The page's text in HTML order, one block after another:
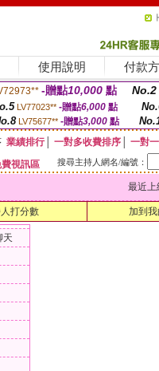
使用說明 付款
-贈點10,000 點 No.2
LV77023** -贈點6,000點
LV75677** -贈點3,000點
業績排行│ 一對多收費排序
一對
視訊區 搜尋主持人網名/編號：
最近上
打分數 加到
天